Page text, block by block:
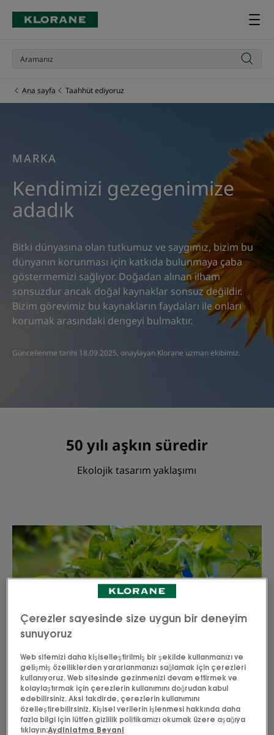
Ana sayfa Taahhüt ediyoruz
MARKA
Kendimizi gezegenimize
adadık
Bitki dünyasına olan tutkumuz ve saygımız, bizim bu
dünyanın korunması için katkıda bulunmaya çaba
göstermemizi sağlıyor. Doğadan alınan ilham
sonsuzdur ancak doğal kaynaklar sonsuz değildir.
Bizim görevimiz bu kaynakların faydaları ile onları
korumak arasındaki dengeyi bulmaktır.
Güncellenme tarihi 18.09.2025, onaylayan Klorane uzman ekibimiz.
50 yılı aşkın süredir
Ekolojik tasarım yaklaşımı
Çerezler sayesinde size uygun bir deneyim
sunuyoruz
Web sitemizi daha kişiselleştirilmiş bir şekilde kullanmanızı ve
gelişmiş özelliklerden yararlanmanızı sağlamak için çerezleri
kullanıyoruz. Web sitesinde gezinmenizi devam ettirmek ve
kolaylaştırmak için çerezlerin kullanımını doğrudan kabul
edebilirsiniz. Aksi takdirde, çerezlerin kullanımını
özelleştirebilirsiniz. Kişisel verilerin işlenmesi hakkında daha
fazla bilgi için lütfen gizlilik politikamızı okumak üzere aşağıya
tıklayın:Aydinlatma Beyani